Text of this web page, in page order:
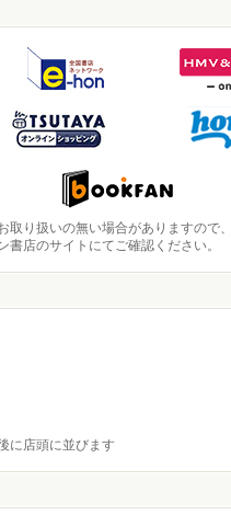
り扱いの無い場合がありますので、
店のサイトにてご確認ください。
に店頭に並びます